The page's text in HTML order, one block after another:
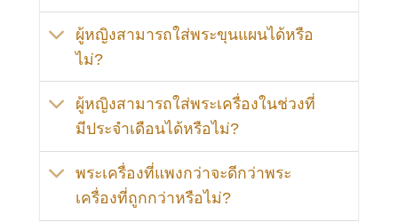
ผู้หญิงสามารถใส่พระขุนแผนได้หรือ
ไม่?
ผู้หญิงสามารถใส่พระเครื่องในช่วงที่
มีประจำเดือนได้หรือไม่?
พระเครื่องที่แพงกว่าจะดีกว่าพระ
เครื่องที่ถูกกว่าหรือไม่?